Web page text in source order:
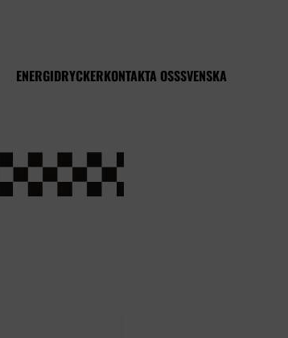
ENERGIDRYCKERKONTAKTA OSSSVENSKA